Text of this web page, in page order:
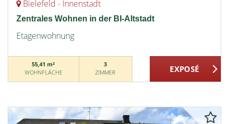
Bielefeld - Innenstadt
Zentrales Wohnen in der BI-Altstadt
Etagenwohnung
55,41 m²
WOHNFLÄCHE
3
ZIMMER